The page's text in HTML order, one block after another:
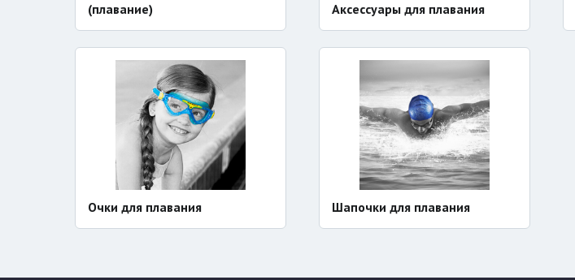
(плавание)
Аксессуары для плавания
Очки для плавания Шапочки для плавания